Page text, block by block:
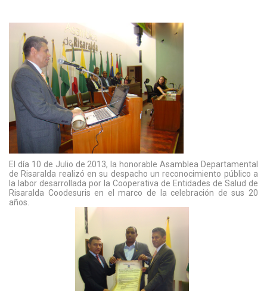
El día 10 de Julio de 2013, la honorable Asamblea Departamental
de Risaralda realizó en su despacho un reconocimiento público a
la labor desarrollada por la Cooperativa de Entidades de Salud de
Risaralda Coodesuris en el marco de la celebración de sus 20
años.